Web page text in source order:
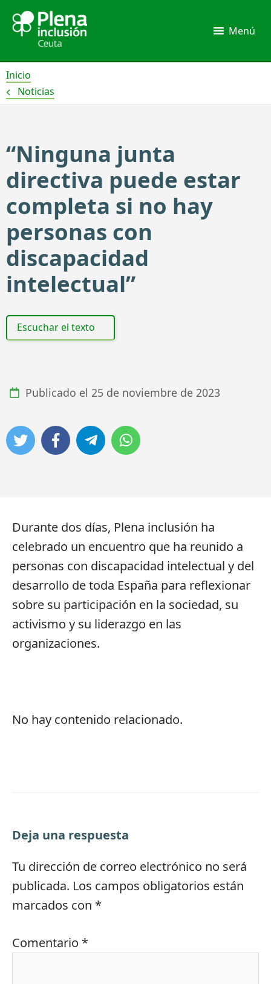
contenido
Menú
Inicio
Noticias
“Ninguna junta
directiva puede estar
completa si no hay
personas con
discapacidad
intelectual”
Escuchar el texto
Publicado el 25 de noviembre de 2023
Durante dos días, Plena inclusión ha
celebrado un encuentro que ha reunido a
personas con discapacidad intelectual y del
desarrollo de toda España para reflexionar
sobre su participación en la sociedad, su
activismo y su liderazgo en las
organizaciones.
No hay contenido relacionado.
Deja una respuesta
Tu dirección de correo electrónico no será
publicada. Los campos obligatorios están
marcados con *
Comentario *